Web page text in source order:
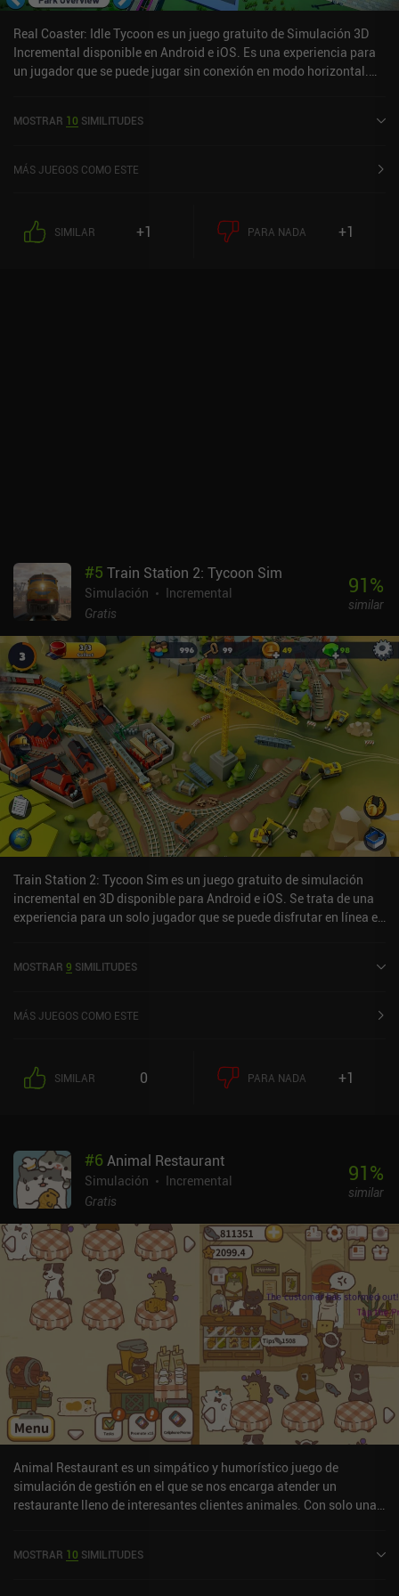
Real Coaster: Idle Tycoon es un juego gratuito de Simulación 3D
Incremental disponible en Android e iOS. Es una experiencia para
un jugador que se puede jugar sin conexión en modo horizontal.
sobre 5,0 en la App Store de iOS.
MOSTRAR 10 SIMILITUDES
MÁS JUEGOS COMO ESTE
SIMILAR +1 PARA NADA +1
#5 Train Station 2: Tycoon Sim
Simulación
Incremental
Gratis
91%
similar
Train Station 2: Tycoon Sim es un juego gratuito de simulación
incremental en 3D disponible para Android e iOS. Se trata de una
experiencia para un solo jugador que se puede disfrutar en línea en
abril de 2019 y tiene actualmente una valoración de 4,3 sobre 5,0
MOSTRAR 9 SIMILITUDES
MÁS JUEGOS COMO ESTE
SIMILAR 0 PARA NADA +1
#6Animal Restaurant
Simulación
Incremental
Gratis
91%
similar
Animal Restaurant es un simpático y humorístico juego de
simulación de gestión en el que se nos encarga atender un
restaurante lleno de interesantes clientes animales. Con solo una
podemos comprar muchos objetos diferentes que nos ayudan a
MOSTRAR 10 SIMILITUDES